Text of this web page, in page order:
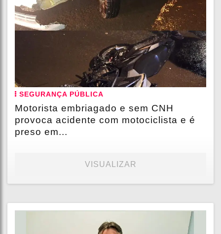
SEGURANÇA PÚBLICA
Motorista embriagado e sem CNH
provoca acidente com motociclista e é
preso em...
VISUALIZAR